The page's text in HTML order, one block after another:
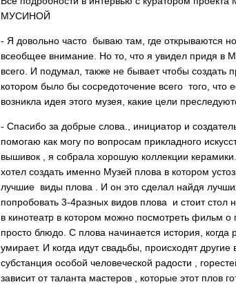
МУСИНОЙ
- Я довольно часто бываю там, где открываются
всеобщее внимание. Но то, что я увидел придя в
всего. И подумал, также не бывает чтобы создать
котором было бы сосредоточение всего того, что
возникла идея этого музея, какие цели
- Спасибо за добрые слова., инициатор и
помогаю как могу по вопросам прикладного
вышивок , я собрала хорошую коллекции
хотел создать именно Музей плова в котором
лучшие виды плова . И он это сделал найдя
попробовать 3-4разных видов плова и стоит
в кинотеатр в котором можно посмотреть фильм о
просто блюдо. С плова начинается история, когда
умирает. И когда идут свадьбы, происходят
субстанция особой человеческой радости ,
зависит от таланта мастеров , которые этот плов